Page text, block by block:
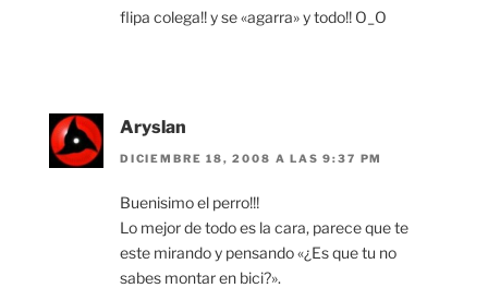
flipa colega!! y se «agarra» y todo!! O_O
Aryslan
DICIEMBRE 18, 2008 A LAS 9:37 PM
Buenisimo el perro!!!
Lo mejor de todo es la cara, parece que te
este mirando y pensando «¿Es que tu no
sabes montar en bici?».